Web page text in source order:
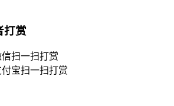
打赏
信扫一扫打赏
付宝扫一扫打赏